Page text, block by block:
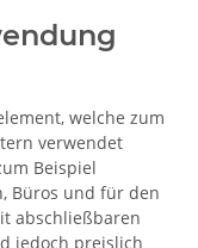
welche zum
verwendet
Beispiel
Büros und für den
abschließbaren
jedoch preislich